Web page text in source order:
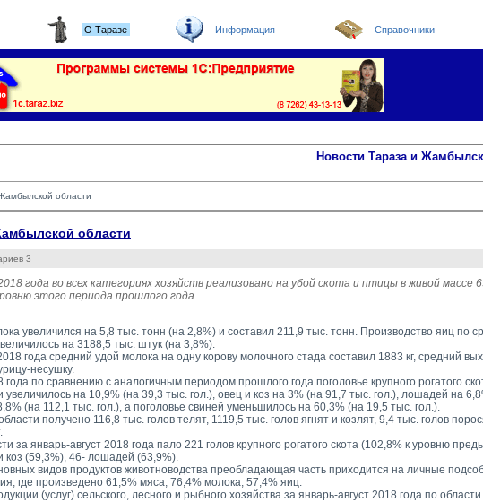
О Таразе Информация Справочники
Новости Тараза и
области
области
3
года во всех категориях хозяйств реализовано на убой скота и птицы в живой массе
этого периода прошлого года.
увеличился на 5,8 тыс. тонн (на 2,8%) и составил 211,9 тыс. тонн. Производство яиц по
на 3188,5 тыс. штук (на 3,8%).
года средний удой молока на одну корову молочного стада составил 1883 кг, средний
несушку.
года по сравнению с аналогичным периодом прошлого года поголовье крупного рогатого
увеличилось на 10,9% (на 39,3 тыс. гол.), овец и коз на 3% (на 91,7 тыс. гол.), лошадей на
(на 112,1 тыс. гол.), а поголовье свиней уменьшилось на 60,3% (на 19,5 тыс. гол.).
получено 116,8 тыс. голов телят, 1119,5 тыс. голов ягнят и козлят, 9,4 тыс. голов
за январь-август 2018 года пало 221 голов крупного рогатого скота (102,8% к уровню
коз (59,3%), 46- лошадей (63,9%).
видов продуктов животноводства преобладающая часть приходится на личные
где произведено 61,5% мяса, 76,4% молока, 57,4% яиц.
(услуг) сельского, лесного и рыбного хозяйства за январь-август 2018 года по области